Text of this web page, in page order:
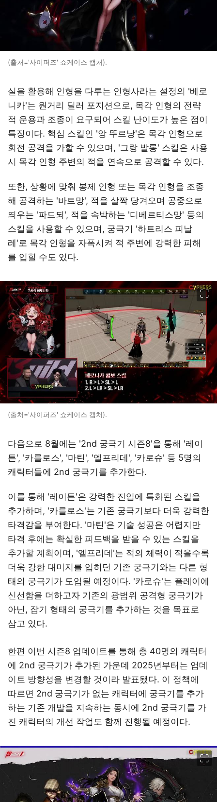
(출처='사이퍼즈' 쇼케이스 캡처).
실을 활용해 인형을 다루는 인형사라는 설정의 '베로
니카'는 원거리 딜러 포지션으로, 목각 인형의 전략
적 운용과 조종이 요구되어 스킬 난이도가 높은 점이
특징이다. 핵심 스킬인 '앙 뚜르낭'은 목각 인형으로
회전 공격을 가할 수 있으며, '그랑 발롱' 스킬은 사용
시 목각 인형 주변의 적을 연속으로 공격할 수 있다.
또한, 상황에 맞춰 봉제 인형 또는 목각 인형을 조종
해 공격하는 '바트망', 적을 살짝 당겨오며 공중으로
띄우는 '파드되', 적을 속박하는 '디베르티스망' 등의
스킬을 사용할 수 있으며, 궁극기 '하트리스 피날
레'로 목각 인형을 자폭시켜 적 주변에 강력한 피해
를 입힐 수도 있다.
(출처='사이퍼즈' 쇼케이스 캡처).
다음으로 8월에는 '2nd 궁극기 시즌8'을 통해 '레이
튼', '카를로스', '마틴', '엘프리데', '카로슈' 등 5명의
캐릭터들에 2nd 궁극기를 추가한다.
이를 통해 '레이튼'은 강력한 진입에 특화된 스킬을
추가하며, '카를로스'는 기존 궁극기보다 더욱 강력한
타격감을 부여한다. '마틴'은 기술 성공은 어렵지만
타격 후에는 확실한 피드백을 받을 수 있는 스킬을
추가할 계획이며, '엘프리데'는 적의 체력이 적을수록
더욱 강한 대미지를 입히던 기존 궁극기와는 다른 형
태의 궁극기가 도입될 예정이다. '카로슈'는 플레이에
신선함을 더하고자 기존의 광범위 공격형 궁극기가
아닌, 잡기 형태의 궁극기를 추가하는 것을 목표로
삼고 있다.
한편 이번 시즌8 업데이트를 통해 총 40명의 캐릭터
에 2nd 궁극기가 추가된 가운데 2025년부터는 업데
이트 방향성을 변경할 것이라 발표됐다. 이 정책에
따르면 2nd 궁극기가 없는 캐릭터에 궁극기를 추가
하는 기존 개발을 지속하는 동시에 2nd 궁극기를 가
진 캐릭터의 개선 작업도 함께 진행될 예정이다.